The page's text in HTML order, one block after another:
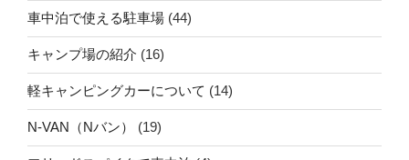
車中泊で使える駐車場 (44)
キャンプ場の紹介 (16)
軽キャンピングカーについて (14)
N-VAN（Nバン） (19)